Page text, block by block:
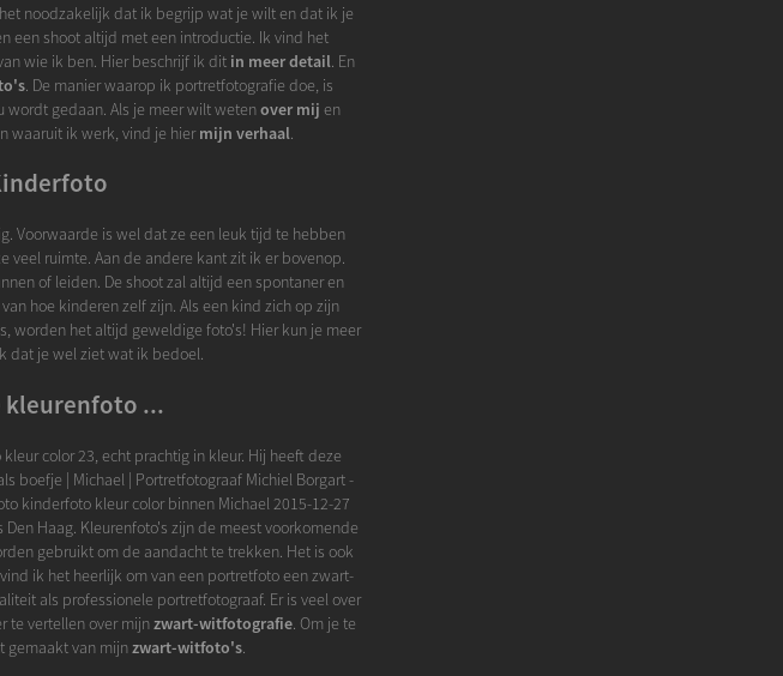
noodzakelijk dat ik begrijp wat je wilt en dat ik je
een shoot altijd met een introductie. Ik vind het
wie ik ben. Hier beschrijf ik dit in meer detail. En
. De manier waarop ik portretfotografie doe, is
wordt gedaan. Als je meer wilt wetenover mij en
waaruit ik werk, vind je hiermijn verhaal.
Voorwaarde is wel dat ze een leuk tijd te hebben
veel ruimte. Aan de andere kant zit ik er bovenop.
of leiden. De shoot zal altijd een spontaner en
hoe kinderen zelf zijn. Als een kind zich op zijn
worden het altijd geweldige foto's! Hier kun je meer
dat je wel ziet wat ik bedoel.
kleurenfoto ...
color 23, echt prachtig in kleur. Hij heeft deze
boefje | Michael | Portretfotograaf Michiel Borgart -
kinderfoto kleur color binnen Michael 2015-12-27
Haag. Kleurenfoto's zijn de meest voorkomende
gebruikt om de aandacht te trekken. Het is ook
ik het heerlijk om van een portretfoto een zwart-
als professionele portretfotograaf. Er is veel over
te vertellen over mijnzwart-witfotografie. Om je te
gemaakt van mijnzwart-witfoto's.